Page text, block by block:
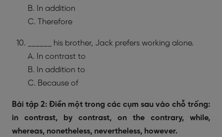
B. In addition
C. Therefore
______ his brother, Jack prefers working alone.
A. In contrast to
B. In addition to
C. Because of
Bài tập 2: Điền một trong các cụm sau vào chỗ trống:
in contrast, by contrast, on the contrary, while,
whereas, nonetheless, nevertheless, however.